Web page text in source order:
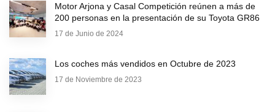
Motor Arjona y Casal Competición reúnen a más de
200 personas en la presentación de su Toyota GR86
17 de Junio de 2024
Los coches más vendidos en Octubre de 2023
17 de Noviembre de 2023